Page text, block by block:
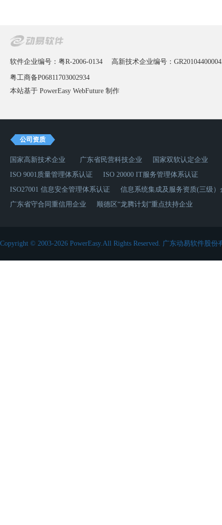
软件企业编号：粤R-2006-0134 高新技术企业编号：
粤工商备P06811703002934
本站基于 PowerEasy WebFuture 制作
公司资质
国家高新技术企业 广东省民营科技企业
国家双软认定企业
ISO 9001质量管理体系认证
ISO 20000 IT服务管理体系认证
ISO27001 信息安全管理体系认证
信息系统集成及服务资质(三级）
广东省守合同重信用企业
顺德区“龙腾计划”重点扶持企业
Copyright © 2003-2026 PowerEasy.All Rights Reserved. 广东动易软件股份